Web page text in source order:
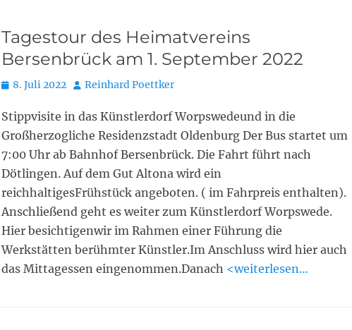
Tagestour des Heimatvereins
Bersenbrück am 1. September 2022
Posted
8. Juli 2022 Autor
Reinhard Poettker
Stippvisite in das Künstlerdorf Worpswedeund in die
Großherzogliche Residenzstadt Oldenburg Der Bus startet um
7:00 Uhr ab Bahnhof Bersenbrück. Die Fahrt führt nach
Dötlingen. Auf dem Gut Altona wird ein
reichhaltigesFrühstück angeboten. ( im Fahrpreis enthalten).
Anschließend geht es weiter zum Künstlerdorf Worpswede.
Hier besichtigenwir im Rahmen einer Führung die
Werkstätten berühmter Künstler.Im Anschluss wird hier auch
das Mittagessen eingenommen.Danach <weiterlesen…